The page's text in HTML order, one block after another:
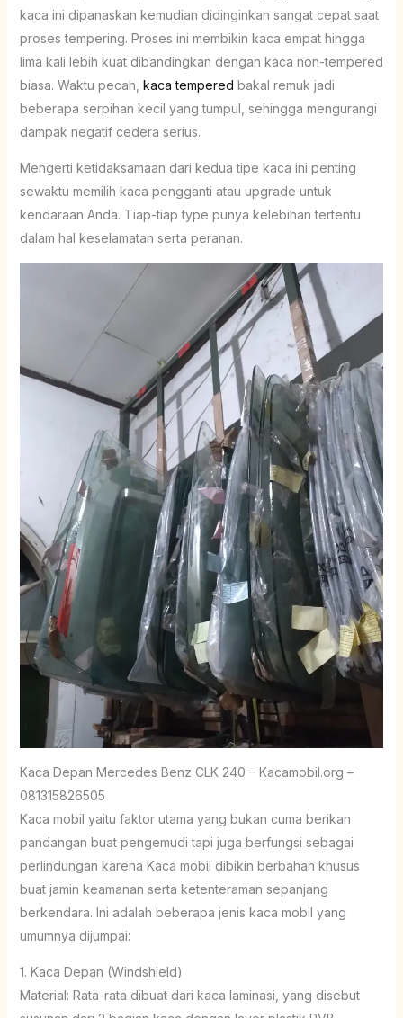
kaca ini dipanaskan kemudian didinginkan sangat cepat saat
proses tempering. Proses ini membikin kaca empat hingga
lima kali lebih kuat dibandingkan dengan kaca non-tempered
biasa. Waktu pecah, kaca tempered bakal remuk jadi
beberapa serpihan kecil yang tumpul, sehingga mengurangi
dampak negatif cedera serius.
Mengerti ketidaksamaan dari kedua tipe kaca ini penting
sewaktu memilih kaca pengganti atau upgrade untuk
kendaraan Anda. Tiap-tiap type punya kelebihan tertentu
dalam hal keselamatan serta peranan.
Kaca Depan Mercedes Benz CLK 240 – Kacamobil.org –
081315826505
Kaca mobil yaitu faktor utama yang bukan cuma berikan
pandangan buat pengemudi tapi juga berfungsi sebagai
perlindungan karena Kaca mobil dibikin berbahan khusus
buat jamin keamanan serta ketenteraman sepanjang
berkendara. Ini adalah beberapa jenis kaca mobil yang
umumnya dijumpai:
1. Kaca Depan (Windshield)
Material: Rata-rata dibuat dari kaca laminasi, yang disebut